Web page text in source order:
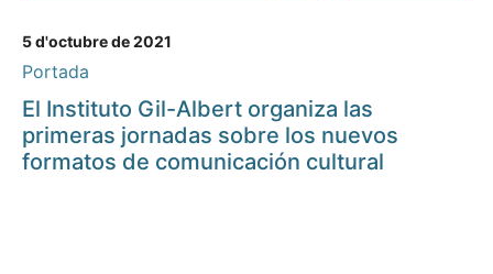
5 d'octubre de 2021
Portada
El Instituto Gil-Albert organiza las
primeras jornadas sobre los nuevos
formatos de comunicación cultural